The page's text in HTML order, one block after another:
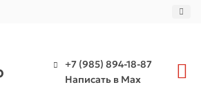
+7 (985) 894-18-87
Написать в Max